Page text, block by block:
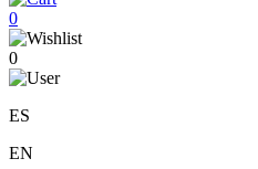
0
0
ES
EN